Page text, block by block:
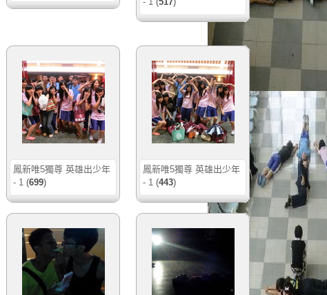
鳳新唯5獨尊 英雄出少年
- 1 (699)
鳳新唯5獨尊 英雄出少年
- 1 (443)